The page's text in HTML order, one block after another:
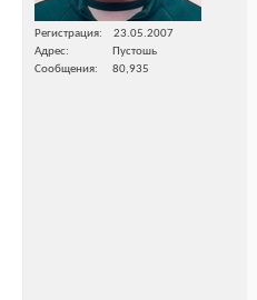
Регистрация
23.05.2007
Адрес
Пустошь
Сообщения
80,935